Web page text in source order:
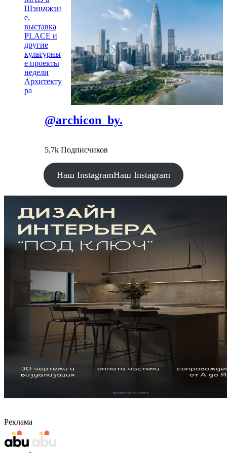
Шэньчжэн
е,
выставка
PLACE и
другие
культурны
е проекты
недели
Архитекту
ра
@archicon_by.
5,7k Подписчиков
Наш InstagramНаш Instagram
Реклама